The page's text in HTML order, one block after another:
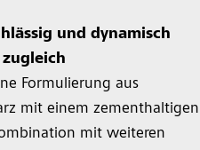
und dynamisch
Formulierung aus
mit einem zementhaltigen
mit weiteren